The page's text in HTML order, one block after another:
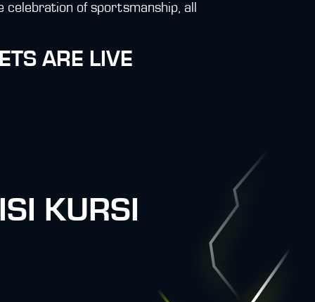
of sportsmanship, all
ARE LIVE
KURSI